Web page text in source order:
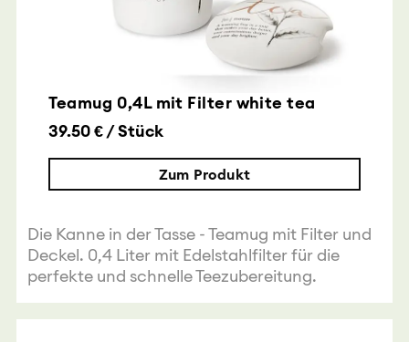
Teamug 0,4L mit Filter white tea
39.50 € / Stück
Zum Produkt
Die Kanne in der Tasse - Teamug mit Filter und
Deckel. 0,4 Liter mit Edelstahlfilter für die
perfekte und schnelle Teezubereitung.